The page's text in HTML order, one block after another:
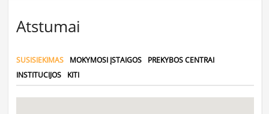
Atstumai
SUSISIEKIMAS MOKYMOSI ĮSTAIGOS
PREKYBOS CENTRAI
INSTITUCIJOS
KITI